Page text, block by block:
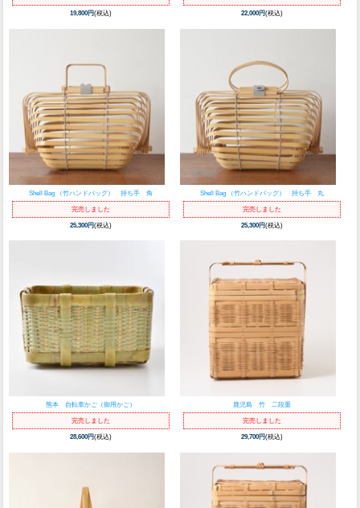
19,800円(税込) 22,000円(税込)
Shell Bag （竹ハンドバッグ） 持ち手 角
完売しました
25,300円(税込)
Shell Bag （竹ハンドバッグ） 持ち手 丸
完売しました
25,300円(税込)
熊本 自転車かご（御用かご）
完売しました
28,600円(税込)
鹿児島 竹 二段重
完売しました
29,700円(税込)